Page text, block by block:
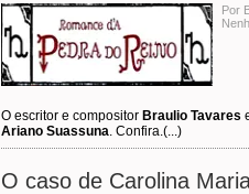
Por
O escritor e compositor Braulio Tavares
Ariano Suassuna. Confira.(...)
O caso de Carolina